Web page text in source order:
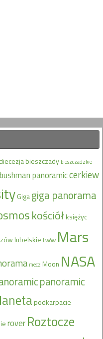
bieszczady bieszczadzkie
bushman panoramiccerkiew
Gigagiga panorama
kościółksiężyc
lubelskie Lwów Mars
mecz Moon NASA
panoramic
podkarpacie
rover Roztocze